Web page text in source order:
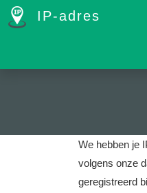
IP-adres
We hebben je
volgens onze
geregistreerd